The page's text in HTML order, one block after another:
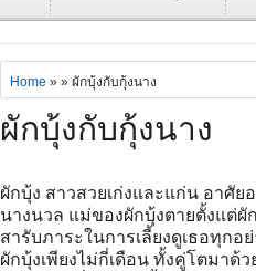
Home » » ผักบุ้งกับกุ้งนาง
ผักบุ้งกับกุ้งนาง
ผักบุ้ง สาวสวยเก่งและแก่น อาศั
นางนวล แม่ของผักบุ้งตายตั้งแต่ผั
สารับภาระในการเลี้ยงดูเธอทุก
ผักบุ้งเพียงไม่กี่เดือน ทั้งคู่โตมา